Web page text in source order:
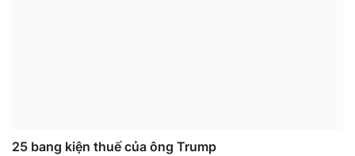
25 bang kiện thuế của ông Trump